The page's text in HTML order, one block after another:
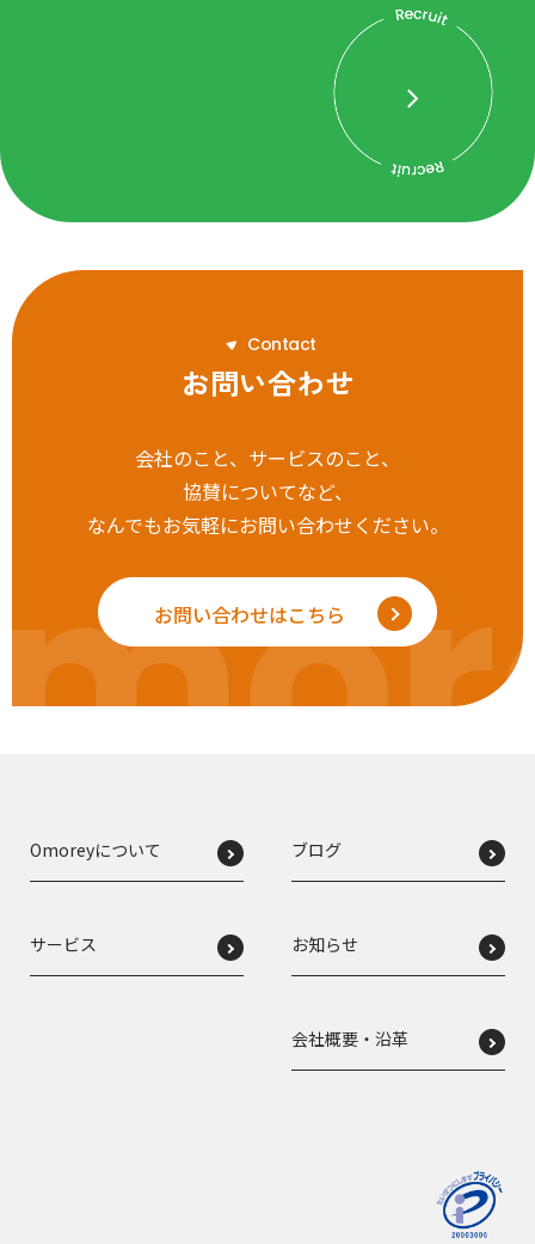
Contact
お問い合わせ
会社のこと、サービスのこと、
協賛についてなど、
なんでもお気軽にお問い合わせください。
お問い合わせはこちら
Omoreyについて
サービス
ブログ
お知らせ
会社概要・沿革